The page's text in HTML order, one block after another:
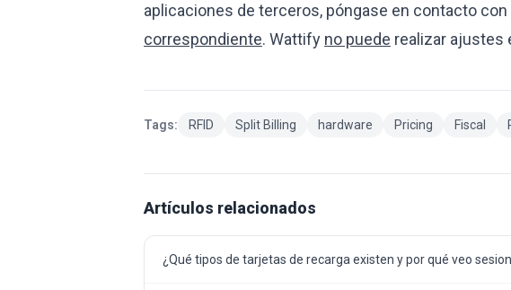
aplicaciones de terceros, póngase en contacto
correspondiente. Wattify no puede realizar ajustes
Tags: RFID Split Billing hardware Pricing Fiscal
Artículos relacionados
¿Qué tipos de tarjetas de recarga existen y por qué veo